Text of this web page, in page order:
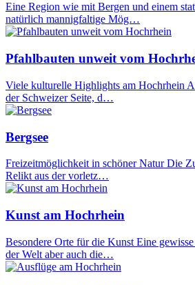
Eine Region wie mit Bergen und einem
natürlich mannigfaltige Mög…
Pfahlbauten unweit vom
Viele kulturelle Highlights am Hochrhein
der Schweizer Seite, d…
Bergsee
Freizeitmöglichkeit in schöner Natur Die
Relikt aus der vorletz…
Kunst am Hochrhein
Besondere Orte für die Kunst Eine
der Welt aber auch die…